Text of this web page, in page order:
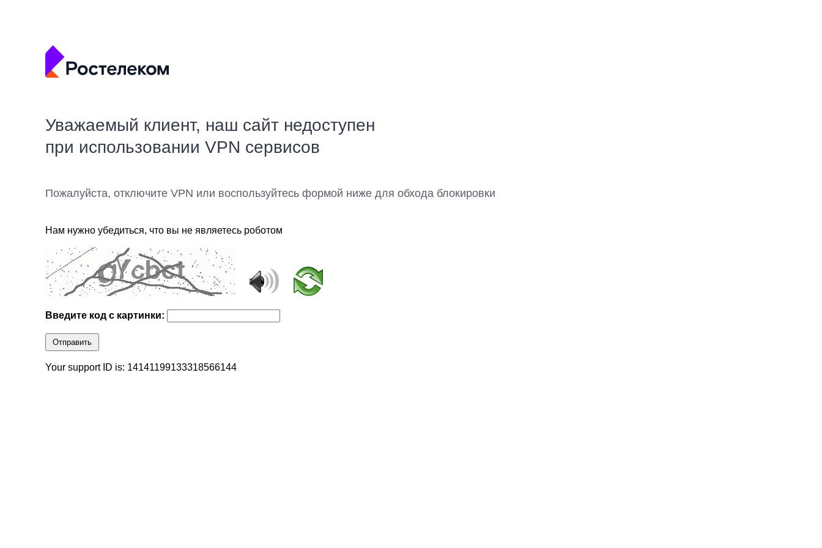
Уважаемый клиент, наш сайт недоступен
при использовании VPN сервисов
Пожалуйста, отключите VPN или воспользуйтесь формой ниже для обхода блокировки
Нам нужно убедиться, что вы не являетесь роботом
Введите код с картинки:
Отправить
Your support ID is: 14141199133318566144